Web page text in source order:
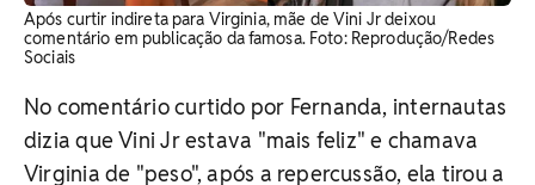
Após curtir indireta para Virginia, mãe de Vini Jr deixou
comentário em publicação da famosa. Foto: Reprodução/Redes
Sociais
No comentário curtido por Fernanda, internautas
dizia que Vini Jr estava "mais feliz" e chamava
Virginia de "peso", após a repercussão, ela tirou a